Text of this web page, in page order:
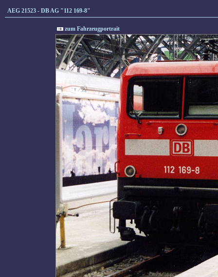
AEG 21523 - DB AG "112 169-8"
zum Fahrzeugportrait